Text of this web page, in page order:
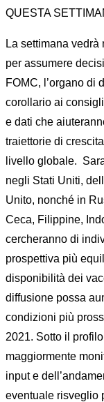
QUESTA
La settimana
per assumere
FOMC, l’organo di
corollario ai
e dati che
traiettorie di
livello globale.
negli Stati Uniti,
Unito, nonché in
Ceca, Filippine,
cercheranno di
prospettiva più
disponibilità dei
diffusione possa
condizioni più
2021. Sotto il
maggiormente
input e
eventuale risveglio